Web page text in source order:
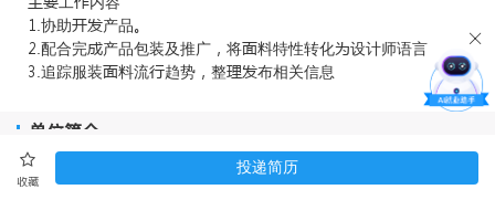
.协助产品
.配合完产品包装及推广将料特性转化设计师语言
.追踪服装料流趋势整布相关信息
单位简介
收藏
投递简历